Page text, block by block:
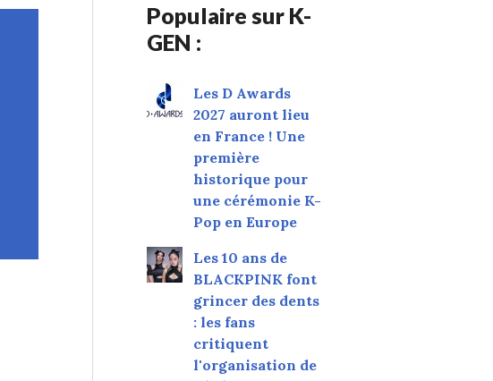
Populaire sur K-
GEN :
Les D Awards
2027 auront lieu
en France ! Une
première
historique pour
une cérémonie K-
Pop en Europe
Les 10 ans de
BLACKPINK font
grincer des dents
: les fans
critiquent
l'organisation de